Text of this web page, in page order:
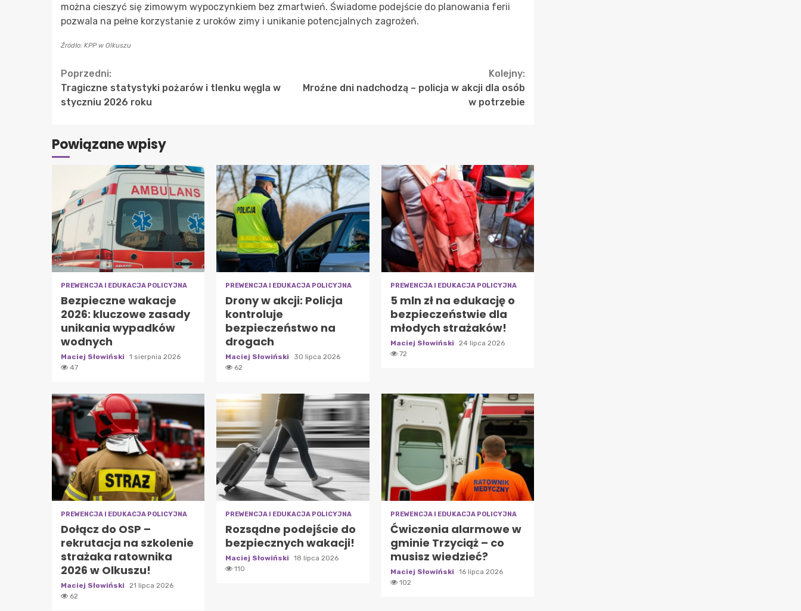
można cieszyć się zimowym wypoczynkiem bez zmartwień. Świadome podejście do planowania ferii
pozwala na pełne korzystanie z uroków zimy i unikanie potencjalnych zagrożeń.
Źródło: KPP w Olkuszu
Continue
Reading
Poprzedni:
Tragiczne statystyki pożarów i tlenku węgla w
styczniu 2026 roku
Kolejny:
Mroźne dni nadchodzą – policja w akcji dla osób
w potrzebie
Powiązane wpisy
PREWENCJA I EDUKACJA POLICYJNA
Bezpieczne wakacje
2026: kluczowe zasady
unikania wypadków
wodnych
Maciej Słowiński
1 sierpnia 2026
47
PREWENCJA I EDUKACJA POLICYJNA
Drony w akcji: Policja
kontroluje
bezpieczeństwo na
drogach
Maciej Słowiński
30 lipca 2026
62
PREWENCJA I EDUKACJA POLICYJNA
5 mln zł na edukację o
bezpieczeństwie dla
młodych strażaków!
Maciej Słowiński
24 lipca 2026
72
PREWENCJA I EDUKACJA POLICYJNA
Dołącz do OSP –
rekrutacja na szkolenie
strażaka ratownika
2026 w Olkuszu!
Maciej Słowiński
21 lipca 2026
62
PREWENCJA I EDUKACJA POLICYJNA
Rozsądne podejście do
bezpiecznych wakacji!
Maciej Słowiński
18 lipca 2026
110
PREWENCJA I EDUKACJA POLICYJNA
Ćwiczenia alarmowe w
gminie Trzyciąż – co
musisz wiedzieć?
Maciej Słowiński
16 lipca 2026
102